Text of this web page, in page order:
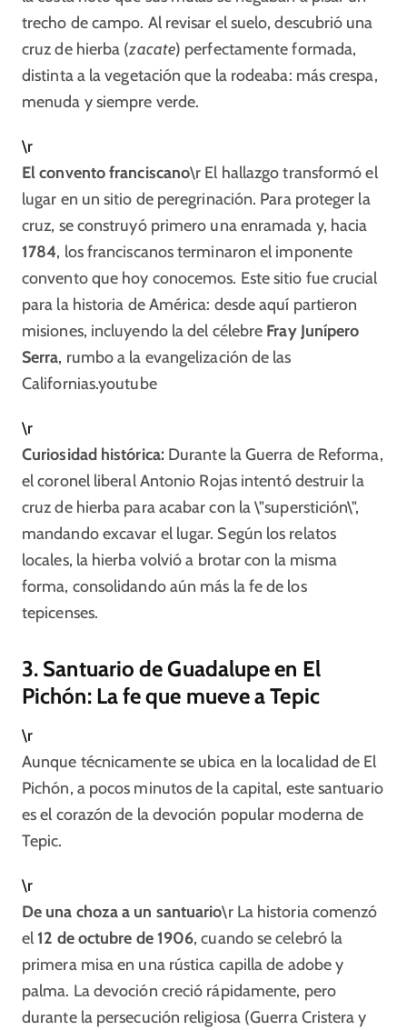
trecho de campo. Al revisar el suelo, descubrió una
cruz de hierba (zacate) perfectamente formada,
distinta a la vegetación que la rodeaba: más crespa,
menuda y siempre verde.​
\r
El convento franciscano\r El hallazgo transformó el
lugar en un sitio de peregrinación. Para proteger la
cruz, se construyó primero una enramada y, hacia
1784, los franciscanos terminaron el imponente
convento que hoy conocemos. Este sitio fue crucial
para la historia de América: desde aquí partieron
misiones, incluyendo la del célebre Fray Junípero
Serra, rumbo a la evangelización de las
Californias.youtube
\r
Curiosidad histórica:Durante la Guerra de Reforma,
el coronel liberal Antonio Rojas intentó destruir la
cruz de hierba para acabar con la \"superstición\",
mandando excavar el lugar. Según los relatos
locales, la hierba volvió a brotar con la misma
forma, consolidando aún más la fe de los
tepicenses.​
3. Santuario de Guadalupe en El
Pichón: La fe que mueve a Tepic
\r
Aunque técnicamente se ubica en la localidad de El
Pichón, a pocos minutos de la capital, este santuario
es el corazón de la devoción popular moderna de
Tepic.
\r
De una choza a un santuario\r La historia comenzó
el 12 de octubre de 1906, cuando se celebró la
primera misa en una rústica capilla de adobe y
palma. La devoción creció rápidamente, pero
durante la persecución religiosa (Guerra Cristera y